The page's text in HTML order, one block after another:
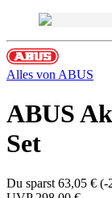
Alles von ABUS
ABUS
Set
Du sparst 63,05 € (-